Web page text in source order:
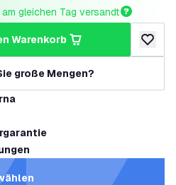
gleichen Tag versandt
Warenkorb
zur
große Mengen?